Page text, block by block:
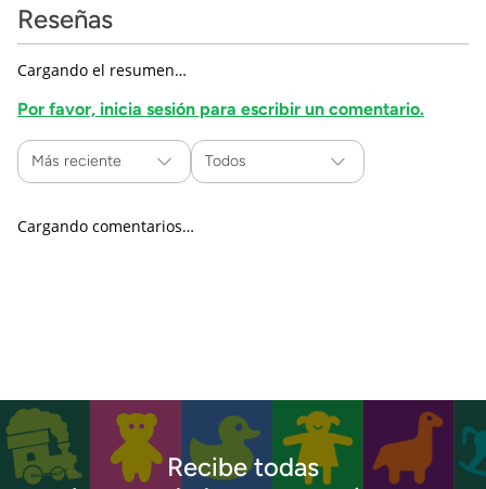
Reseñas
Cargando el resumen…
Por favor, inicia sesión para escribir un comentario.
Más reciente Todos
Cargando comentarios…
Recibe todas